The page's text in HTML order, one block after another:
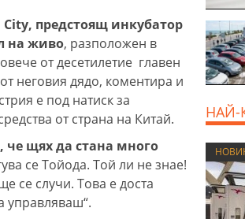
предстоящ инкубатор
на живо, разположен в
от десетилетие главен
неговия дядо, коментира и
е под натиск за
от страна на Китай.
че щях да стана много
се Тойода. Той ли не знае!
се случи. Това е доста
управляваш“.
НАЙ-